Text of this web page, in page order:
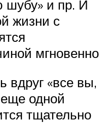
шубу» и пр. И
жизни с
мгновенно
вдруг «все вы,
одной
тщательно